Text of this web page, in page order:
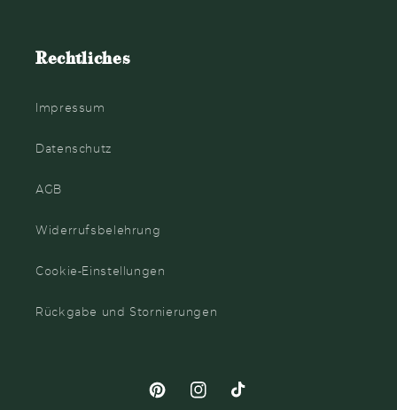
Rechtliches
Impressum
Datenschutz
AGB
Widerrufsbelehrung
Cookie-Einstellungen
Rückgabe und Stornierungen
PinterestInstagramTikTok